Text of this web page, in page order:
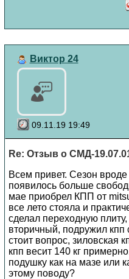
Виктор 24
09.11.19 19:49
Re: Отзыв о СМД-
Всем привет. Сезон вроде
появилось больше
мае приобрел КПП от
все лето стояла и
сделал переходную
вторичный, подружил кпп
стоит вопрос, зиловская
кпп весит 140 кг
подушку как на мазе или
этому поводу?